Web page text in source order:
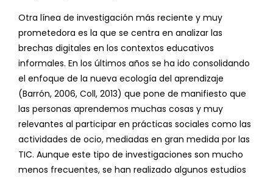
Otra línea de investigación más reciente y muy
prometedora es la que se centra en analizar las
brechas digitales en los contextos educativos
informales. En los últimos años se ha ido consolidando
el enfoque de la nueva ecología del aprendizaje
(Barrón, 2006, Coll, 2013) que pone de manifiesto que
las personas aprendemos muchas cosas y muy
relevantes al participar en prácticas sociales como las
actividades de ocio, mediadas en gran medida por las
TIC. Aunque este tipo de investigaciones son mucho
menos frecuentes, se han realizado algunos estudios